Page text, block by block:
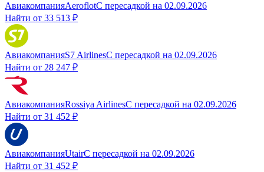
АвиакомпанияAeroflotС пересадкой на 02.09.2026
Найти от 33 513 ₽
АвиакомпанияS7 AirlinesС пересадкой на 02.09.2026
Найти от 28 247 ₽
АвиакомпанияRossiya AirlinesС пересадкой на 02.09.2026
Найти от 31 452 ₽
АвиакомпанияUtairС пересадкой на 02.09.2026
Найти от 31 452 ₽